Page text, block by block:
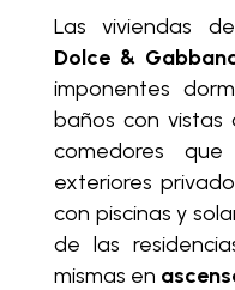
Las viviendas
Dolce &
imponentes
baños con vistas
comedores
exteriores
con piscinas y
de las
mismas en